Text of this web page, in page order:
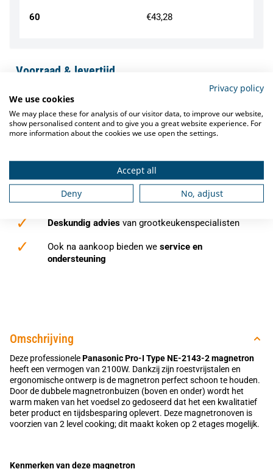
60 €43,28
Voorraad & levertijd
Let op: onze voorraad kan wisselen. Wilt u snel zekerheid
over de levering van dit artikel? Neem dan contact met ons
op. Onze specialisten controleren direct de actuele
voorraad en verwachte levertijd, zodat u precies weet waar
✓ Indien op voorraad binnen1-3 werkdagen
verzonden
✓ Gratis verzending
✓ Deskundig advies van grootkeukenspecialisten
✓ Ook na aankoop bieden we service en
ondersteuning
Omschrijving
Deze professionelePanasonic Pro-I Type NE-2143-2 magnetron
heeft een vermogen van 2100W. Dankzij zijn roestvrijstalen en
ergonomische ontwerp is de magnetron perfect schoon te houden.
Door de dubbele magnetronbuizen (boven en onder) wordt het
warm maken van het voedsel zo gedoseerd dat het een kwalitatief
beter product en tijdsbesparing oplevert. Deze magnetronoven is
voorzien van 2 level cooking; dit maakt koken op 2 etages mogelijk.
Kenmerken van deze magnetron
Privacy policy
We use cookies
We may place these for analysis of our visitor data, to improve our website,
show personalised content and to give you a great website experience. For
more information about the cookies we use open the settings.
Accept all
Deny
No, adjust